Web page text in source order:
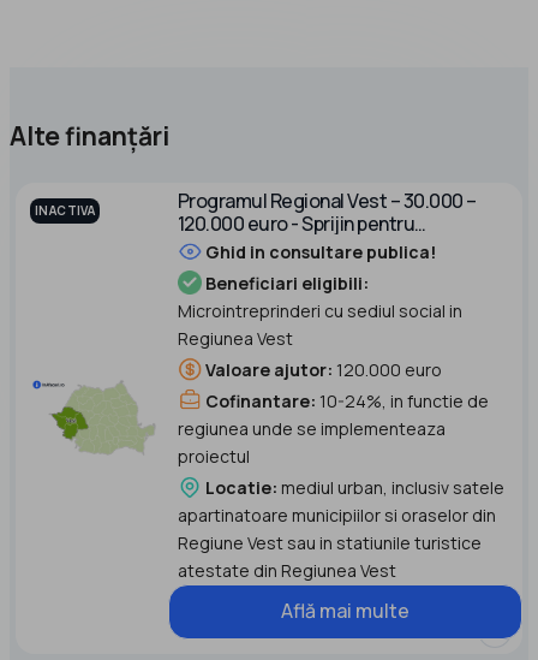
Alte finanțări
INACTIVA
Programul Regional Vest – 30.000 –
120.000 euro - Sprijin pentru
microintreprinderi Apel 2
Ghid in consultare publica!
Beneficiari eligibili:
Microintreprinderi cu sediul social in
Regiunea Vest
Valoare ajutor: 120.000 euro
Cofinantare: 10-24%, in functie de
regiunea unde se implementeaza
proiectul
Locatie: mediul urban, inclusiv satele
apartinatoare municipiilor si oraselor din
Regiune Vest sau in statiunile turistice
atestate din Regiunea Vest
Află mai multe